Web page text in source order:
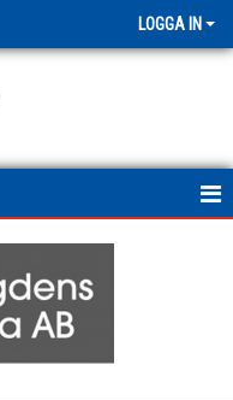
LOGGA IN